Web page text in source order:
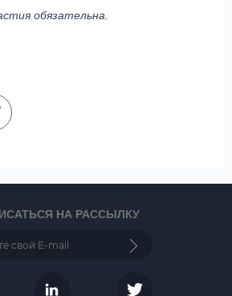
обязательна.
НА РАССЫЛКУ